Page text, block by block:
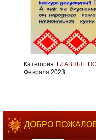
Категория: ГЛАВНЫЕ
Февраля 2023
ДОБРО